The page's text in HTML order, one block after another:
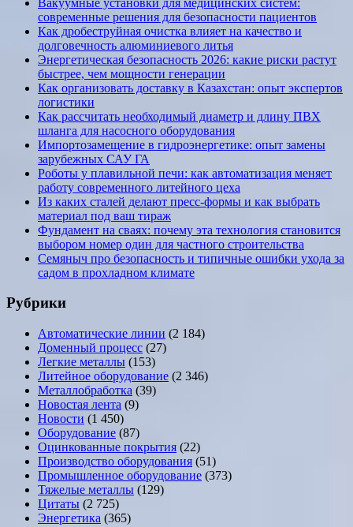
современные решения для безопасности пациентов
Как дробеструйная очистка влияет на качество и
долговечность алюминиевого литья
Энергетическая безопасность 2026: какие риски растут
быстрее, чем мощности генерации
Как организовать доставку в Казахстан: опыт экспертов
логистики
Как рассчитать необходимый диаметр и длину ПВХ
шланга для насосного оборудования
Импортозамещение в гидроэнергетике: опыт замены
зарубежных САУ ГА
Роботы у плавильной печи: как автоматизация меняет
работу современного литейного цеха
Из каких сталей делают пресс-формы и как выбрать
материал под ваш тираж
Фундамент на сваях: почему эта технология становится
выбором номер один для частного строительства
Семяныч про безопасность и типичные ошибки ухода за
садом в прохладном климате
Рубрики
Автоматические линии (2 184)
Доменный процесс (27)
Легкие металлы (153)
Литейное оборудование (2 346)
Металлобработка (39)
Новостая лента (9)
Новости (1 450)
Оборудование (87)
Оцинкованные покрытия (22)
Производство оборудования (51)
Промышленное оборудование (373)
Тяжелые металлы (129)
Цитаты (2 725)
Энергетика (365)